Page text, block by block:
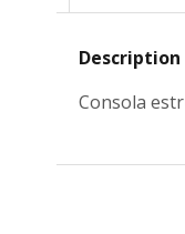
Description
Consola